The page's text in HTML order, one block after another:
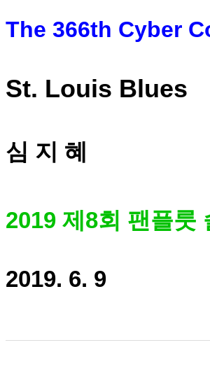
The 366th Cyber
St. Louis Blues
심 지 혜
2019 제8회 팬플룻
2019. 6. 9